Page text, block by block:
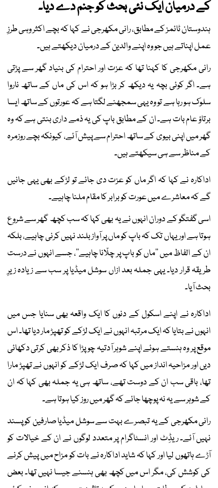
کے درمیان ایک نئی بحث کو جنم دے دیا۔
ہندوستان ٹائمز کے مطابق، رانی مکھرجی نے کہا کہ بچے اکثر وہی طرزِ
عمل اپناتے ہیں جو وہ اپنے والدین کے درمیان دیکھتے ہیں۔
رانی مکھرجی کا کہنا تھا کہ عزت اور احترام کی بنیاد گھر سے پڑتی
ہے۔ اگر کوئی بچہ یہ دیکھ کر بڑا ہو کہ اس کی ماں کے ساتھ ناروا
سلوک ہو رہا ہے تو وہ یہی سمجھنے لگتا ہے کہ عورتوں کے ساتھ ایسا
برتاؤ عام بات ہے۔ ان کے مطابق باپ کی یہ ذمے داری بنتی ہے کہ وہ
گھر میں اپنی بیوی کے ساتھ احترام سے پیش آئے، کیونکہ بچے روزمرہ
کے مناظر سے ہی سیکھتے ہیں۔
اداکارہ نے کہا کہ اگر ماں کو عزت دی جائے تو لڑکے بھی یہی جانیں
گے کہ معاشرے میں عورت کو برابر کا مقام ملنا چاہیے۔
اسی گفتگو کے دوران انہوں نے یہ بھی کہا کہ سب کچھ گھر سے شروع
ہوتا ہے اور یہاں تک کہ باپ کو ماں پر آواز بلند نہیں کرنی چاہیے، بلکہ
ان کے الفاظ میں ’’ماں کو باپ پر چلّانا چاہیے‘‘، جسے انہوں نے درست
طریقہ قرار دیا۔ یہی جملہ بعد ازاں سوشل میڈیا پر سب سے زیادہ زیرِ
بحث آیا۔
اداکارہ نے اپنے اسکول کے دنوں کا ایک واقعہ بھی سنایا جس میں
انہوں نے بتایا کہ ایک مرتبہ انہوں نے ایک لڑکے کو تھپڑ مار دیا تھا۔ اس
موقع پر وہ ہنستے ہوئے اپنے شوہر آدتیہ چوپڑا کا ذکر بھی کرتی دکھائی
دیں اور مزاحیہ انداز میں کہا کہ صرف ایک لڑکے کو انہوں نے تھپڑ مارا
تھا، باقی سب ان کے دوست تھے، ساتھ ہی یہ جملہ بھی کہا کہ ان
کے شوہر سے یہ نہ پوچھا جائے کہ گھر میں روز کیا ہوتا ہے۔
رانی مکھرجی کے یہ تبصرے بہت سے سوشل میڈیا صارفین کو پسند
نہیں آئے۔ ریڈِٹ اور انسٹاگرام پر متعدد لوگوں نے ان کے خیالات کو
آڑے ہاتھوں لیا اور کہا کہ شاید اداکارہ نے بات کو مزاح میں پیش کرنے
کی کوشش کی، مگر اس میں کچھ بھی ہنسنے جیسا نہیں تھا۔ بعض